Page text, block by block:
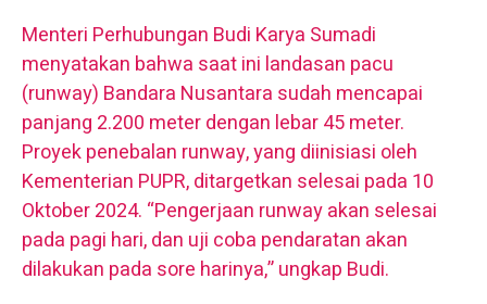
Menteri Perhubungan Budi Karya Sumadi
menyatakan bahwa saat ini landasan pacu
(runway) Bandara Nusantara sudah mencapai
panjang 2.200 meter dengan lebar 45 meter.
Proyek penebalan runway, yang diinisiasi oleh
Kementerian PUPR, ditargetkan selesai pada 10
Oktober 2024. “Pengerjaan runway akan selesai
pada pagi hari, dan uji coba pendaratan akan
dilakukan pada sore harinya,” ungkap Budi.